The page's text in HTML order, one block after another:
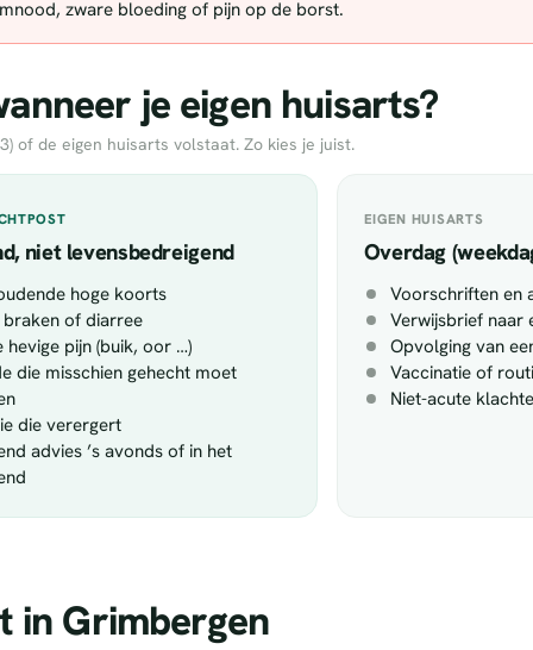
zware bloeding of pijn op de borst.
je eigen huisarts?
of de eigen huisarts volstaat. Zo kies je juist.
niet levensbedreigend
hoge koorts
braken of diarree
hevige pijn (buik, oor …)
die misschien gehecht moet
die verergert
advies ’s avonds of in het
EIGEN HUISARTS
Overdag
Voorschriften en
Verwijsbrief naar
Opvolging van
Vaccinatie of
Niet-acute
in Grimbergen